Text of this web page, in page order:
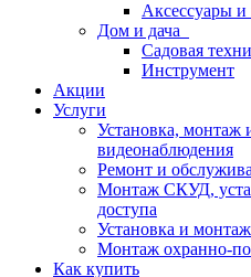
Аксессуары
Дом и дача
Садовая
Инструмент
Акции
Услуги
Установка, монтаж
видеонаблюдения
Ремонт и
Монтаж СКУД,
доступа
Установка и
Монтаж охранно-
Как купить